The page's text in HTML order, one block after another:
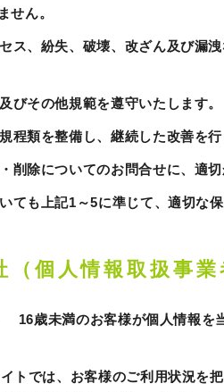
せん。
ス、紛失、破壊、改ざん及び漏
びその他規範を遵守いたします。
程類を整備し、継続した改善を
削除についてのお問合せに、適
ても上記1～5に準じて、適切な保
個人情報取扱事業
歳未満のお客様が個人情報を
トでは、お客様のご利用状況を